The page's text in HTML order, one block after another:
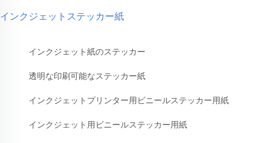
インクジェットステッカー紙
インクジェット紙のステッカー
透明な印刷可能なステッカー紙
インクジェットプリンター用ビニールステッカー用紙
インクジェット用ビニールステッカー用紙